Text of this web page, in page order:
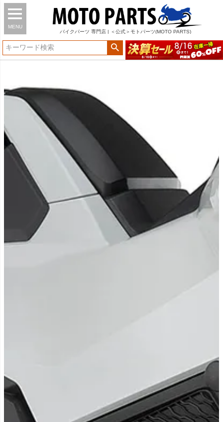
MENU
バイク パーツ 専門店 | ＜公式＞モトパーツ(MOTO PARTS)